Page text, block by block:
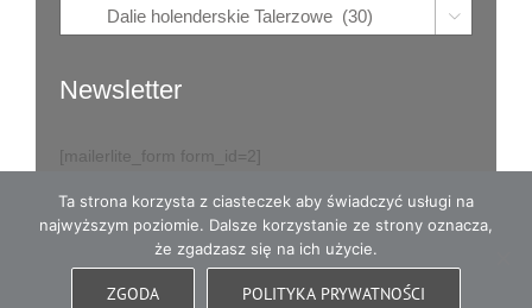

Newsletter
[mailerlite_form form_id=2]
Rights Reserved
Opieka witryny:
Ta strona korzysta z ciasteczek aby świadczyć usługi na
najwyższym poziomie. Dalsze korzystanie ze strony oznacza,
że zgadzasz się na ich użycie.
ZGODA POLITYKA PRYWATNOŚCI